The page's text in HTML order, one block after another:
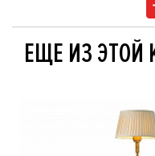
ЕЩЕ ИЗ ЭТОЙ